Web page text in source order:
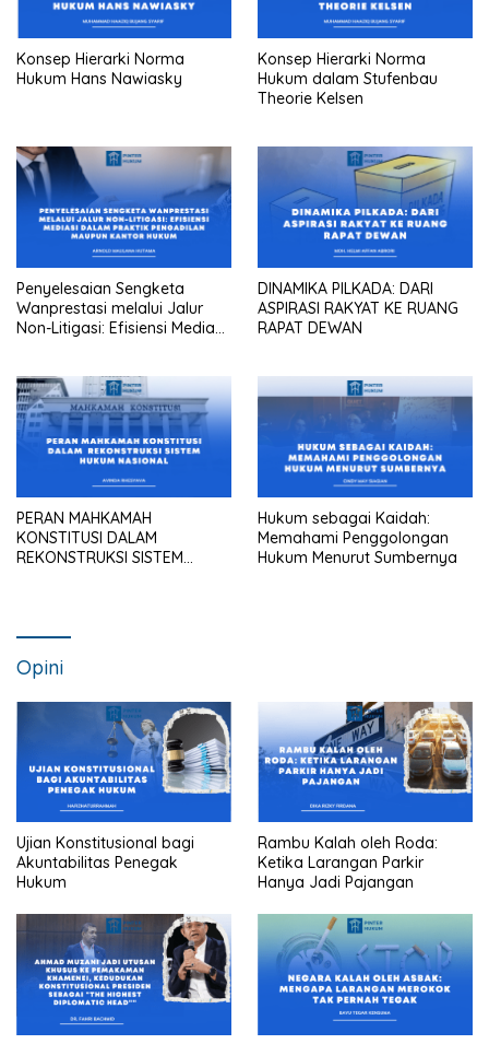
Konsep Hierarki Norma
Hukum Hans Nawiasky
Konsep Hierarki Norma
Hukum dalam Stufenbau
Theorie Kelsen
Penyelesaian Sengketa
Wanprestasi melalui Jalur
Non-Litigasi: Efisiensi Mediasi
DINAMIKA PILKADA: DARI
ASPIRASI RAKYAT KE RUANG
RAPAT DEWAN
PERAN MAHKAMAH
KONSTITUSI DALAM
REKONSTRUKSI SISTEM
Hukum sebagai Kaidah:
Memahami Penggolongan
Hukum Menurut Sumbernya
Opini
Ujian Konstitusional bagi
Akuntabilitas Penegak
Hukum
Rambu Kalah oleh Roda:
Ketika Larangan Parkir
Hanya Jadi Pajangan